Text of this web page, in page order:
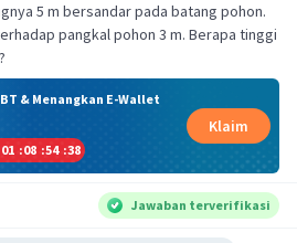
5 m bersandar pada batang pohon.
pangkal pohon 3 m. Berapa tinggi
& Menangkan E-Wallet
01 :08 :54 :38
Klaim
Jawaban terverifikasi